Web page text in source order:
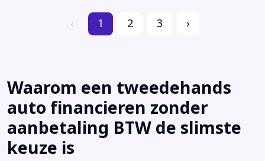
‹ 1 2 3 ›
Waarom een tweedehands
auto financieren zonder
aanbetaling BTW de slimste
keuze is